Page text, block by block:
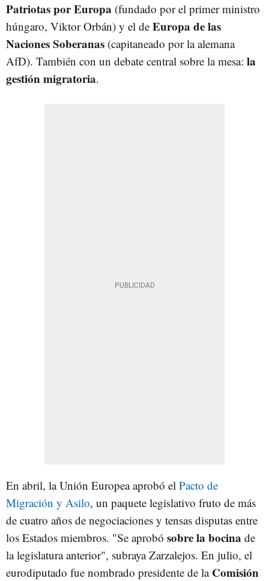
Patriotas por Europa (fundado por el primer ministro
húngaro, Viktor Orbán) y el de Europa de las
Naciones Soberanas (capitaneado por la alemana
AfD). También con un debate central sobre la mesa: la
gestión migratoria.
En abril, la Unión Europea aprobó el Pacto de
Migración y Asilo, un paquete legislativo fruto de más
de cuatro años de negociaciones y tensas disputas entre
los Estados miembros. "Se aprobó sobre la bocina de
la legislatura anterior", subraya Zarzalejos. En julio, el
eurodiputado fue nombrado presidente de laComisión